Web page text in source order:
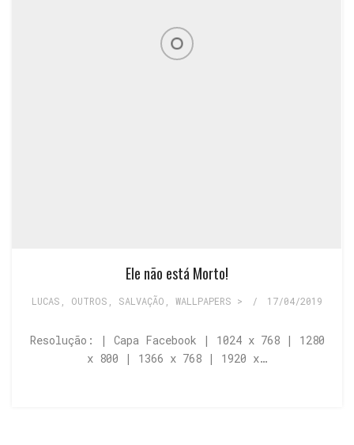
Ele não está Morto!
LUCAS , OUTROS , SALVAÇÃO , WALLPAPERS > / 17/04/2019
Resolução: | Capa Facebook | 1024 x 768 | 1280
x 800 | 1366 x 768 | 1920 x…